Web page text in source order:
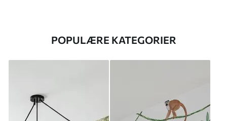
POPULÆRE KATEGORIER